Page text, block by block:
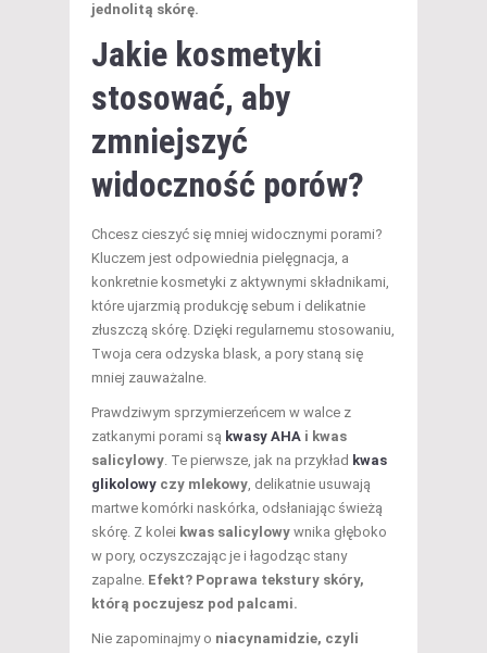
jednolitą skórę.
Jakie kosmetyki
stosować, aby
zmniejszyć
widoczność porów?
Chcesz cieszyć się mniej widocznymi porami?
Kluczem jest odpowiednia pielęgnacja, a
konkretnie kosmetyki z aktywnymi składnikami,
które ujarzmią produkcję sebum i delikatnie
złuszczą skórę. Dzięki regularnemu stosowaniu,
Twoja cera odzyska blask, a pory staną się
mniej zauważalne.
Prawdziwym sprzymierzeńcem w walce z
zatkanymi porami są kwasy AHA i kwas
salicylowy. Te pierwsze, jak na przykład kwas
glikolowy czy mlekowy, delikatnie usuwają
martwe komórki naskórka, odsłaniając świeżą
skórę. Z kolei kwas salicylowy wnika głęboko
w pory, oczyszczając je i łagodząc stany
zapalne. Efekt? Poprawa tekstury skóry,
którą poczujesz pod palcami.
Nie zapominajmy o niacynamidzie, czyli